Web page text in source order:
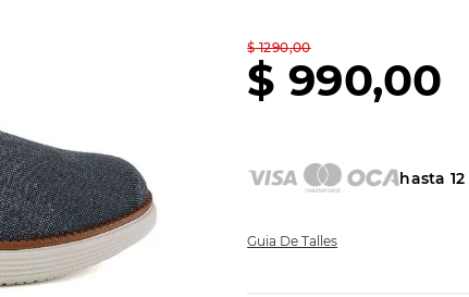
$ 1290,00
$ 990,00
hasta12
Guia De Talles